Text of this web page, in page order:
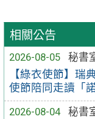
相關公告
2026-08-05
秘書
【綠衣使節】
使節陪同走讀「
2026-08-04
秘書